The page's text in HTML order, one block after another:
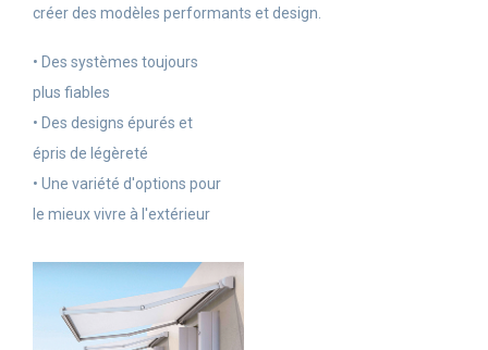
créer des modèles performants et design.
• Des systèmes toujours
plus fiables
• Des designs épurés et
épris de légèreté
• Une variété d'options pour
le mieux vivre à l'extérieur